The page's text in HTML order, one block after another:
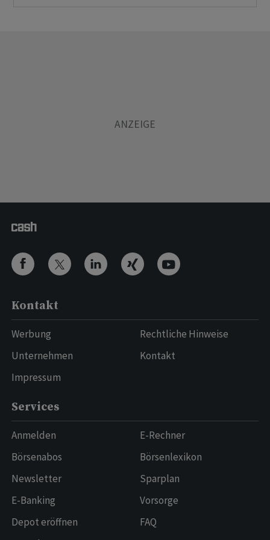
Kontakt
Werbung
Unternehmen
Impressum
Rechtliche Hinweise
Kontakt
Services
Anmelden
Börsenabos
Newsletter
E-Banking
Depot eröffnen
E-Rechner
Börsenlexikon
Sparplan
Vorsorge
FAQ